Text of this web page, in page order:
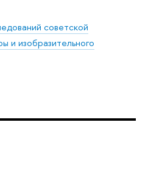
советской
и изобразительного